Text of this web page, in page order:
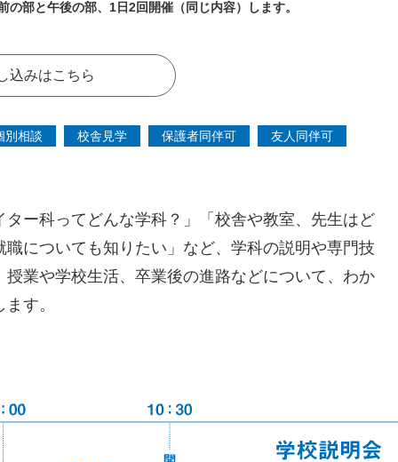
の部と午後の部、1日2回開催（同じ内容）します。
込みはこちら
別相談 校舎見学 保護者同伴可 友人同伴可
ター科ってどんな学科？」「校舎や教室、先生はど
職についても知りたい」など、学科の説明や専門技
授業や学校生活、卒業後の進路などについて、わか
す。